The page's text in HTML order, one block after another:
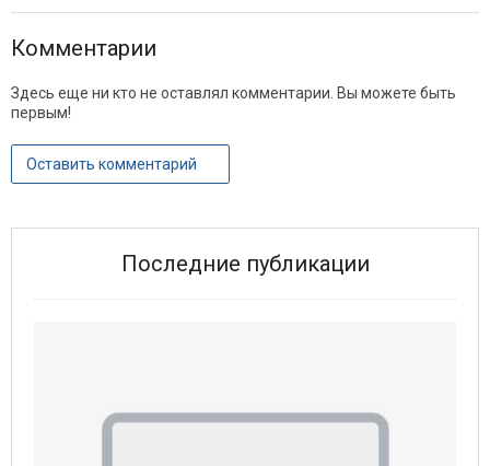
Комментарии
Здесь еще ни кто не оставлял комментарии. Вы можете быть
первым!
Оставить комментарий
Последние публикации